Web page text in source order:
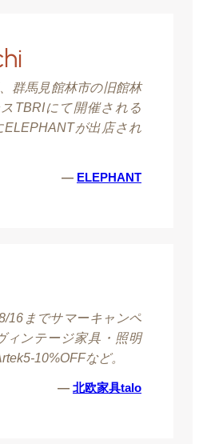
群馬見館林市の旧館林
TBRIにて開催される
ELEPHANTが出店され
— ELEPHANT
16までサマーキャンペ
ィンテージ家具・照明
10%OFFなど。
— 北欧家具talo